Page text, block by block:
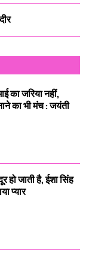
का जरिया नहीं,
का भी मंच : जयंती
हो जाती है, ईशा सिंह
प्यार